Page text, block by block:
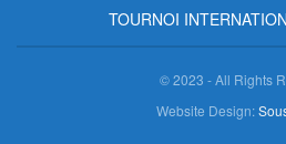
TOURNOI
© 2023 - All Rights
Website Design: